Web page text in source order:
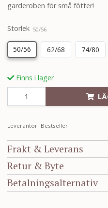
garderoben för små fötter!
Storlek 50/56
50/56 62/68 74/80
Finns i lager
Leverantör: Bestseller
Frakt & Leverans
Retur & Byte
Betalningsalternativ